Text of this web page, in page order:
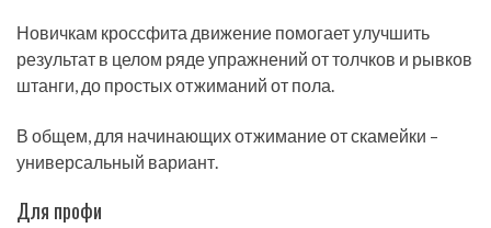
Новичкам кроссфита движение помогает улучшить
результат в целом ряде упражнений от толчков и рывков
штанги, до простых отжиманий от пола.
В общем, для начинающих отжимание от скамейки –
универсальный вариант.
Для профи